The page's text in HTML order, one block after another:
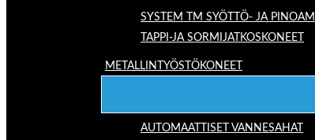
SYSTEM TM SYÖTTÖ- JA
TAPPI-JA SORMIJATKOSKONEET
METALLINTYÖSTÖKONEET
AUTOMAATTISET VANNESAHAT